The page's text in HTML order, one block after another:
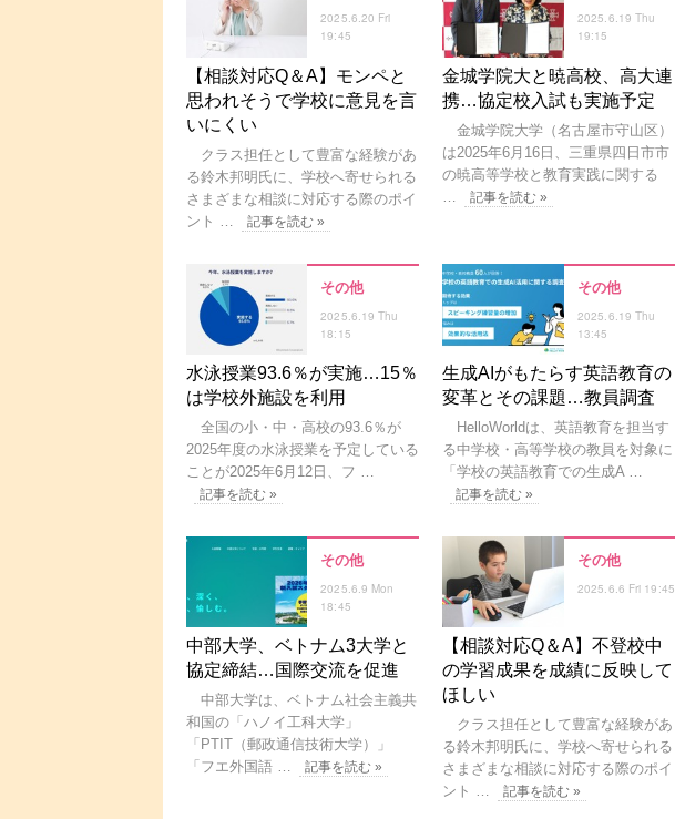
2025.6.20 Fri
19:45
【相談対応Q＆A】モンペと
思われそうで学校に意見を言
いにくい
クラス担任として豊富な経験があ
る鈴木邦明氏に、学校へ寄せられる
さまざまな相談に対応する際のポイ
ント …
記事を読む »
2025.6.19 Thu
19:15
金城学院大と暁高校、高大連
携…協定校入試も実施予定
金城学院大学（名古屋市守山区）
は2025年6月16日、三重県四日市市
の暁高等学校と教育実践に関する
記事を読む »
その他
2025.6.19 Thu
18:15
水泳授業93.6％が実施…15％
は学校外施設を利用
全国の小・中・高校の93.6％が
2025年度の水泳授業を予定している
ことが2025年6月12日、フ …
記事を読む »
その他
2025.6.19 Thu
13:45
生成AIがもたらす英語教育の
変革とその課題…教員調査
HelloWorldは、英語教育を担当す
る中学校・高等学校の教員を対象に
「学校の英語教育での生成A …
記事を読む »
その他
2025.6.9 Mon
18:45
中部大学、ベトナム3大学と
協定締結…国際交流を促進
中部大学は、ベトナム社会主義共
和国の「ハノイ工科大学」
「PTIT（郵政通信技術大学）」
「フエ外国語 …
記事を読む »
その他
2025.6.6 Fri 19:45
【相談対応Q＆A】不登校中
の学習成果を成績に反映して
ほしい
クラス担任として豊富な経験があ
る鈴木邦明氏に、学校へ寄せられる
さまざまな相談に対応する際のポイ
ント …
記事を読む »